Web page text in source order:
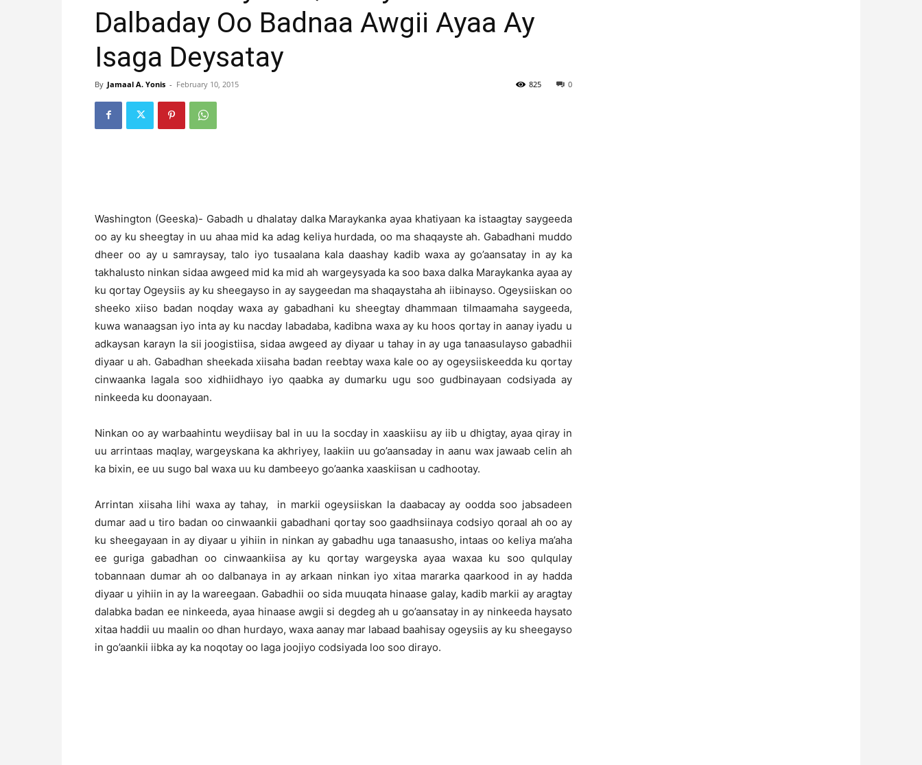
Newspaper
Dalbaday Oo Badnaa Awgii Ayaa Ay
Isaga Deysatay
By Jamaal A. Yonis - February 10, 2015 0
825
Washington (Geeska)- Gabadh u dhalatay dalka Maraykanka ayaa khatiyaan ka istaagtay saygeeda
oo ay ku sheegtay in uu ahaa mid ka adag keliya hurdada, oo ma shaqayste ah. Gabadhani muddo
dheer oo ay u samraysay, talo iyo tusaalana kala daashay kadib waxa ay go’aansatay in ay ka
takhalusto ninkan sidaa awgeed mid ka mid ah wargeysyada ka soo baxa dalka Maraykanka ayaa ay
ku qortay Ogeysiis ay ku sheegayso in ay saygeedan ma shaqaystaha ah iibinayso. Ogeysiiskan oo
sheeko xiiso badan noqday waxa ay gabadhani ku sheegtay dhammaan tilmaamaha saygeeda,
kuwa wanaagsan iyo inta ay ku nacday labadaba, kadibna waxa ay ku hoos qortay in aanay iyadu u
adkaysan karayn la sii joogistiisa, sidaa awgeed ay diyaar u tahay in ay uga tanaasulayso gabadhii
diyaar u ah. Gabadhan sheekada xiisaha badan reebtay waxa kale oo ay ogeysiiskeedda ku qortay
cinwaanka lagala soo xidhiidhayo iyo qaabka ay dumarku ugu soo gudbinayaan codsiyada ay
ninkeeda ku doonayaan.
Ninkan oo ay warbaahintu weydiisay bal in uu la socday in xaaskiisu ay iib u dhigtay, ayaa qiray in
uu arrintaas maqlay, wargeyskana ka akhriyey, laakiin uu go’aansaday in aanu wax jawaab celin ah
ka bixin, ee uu sugo bal waxa uu ku dambeeyo go’aanka xaaskiisan u cadhootay.
Arrintan xiisaha lihi waxa ay tahay, in markii ogeysiiskan la daabacay ay oodda soo jabsadeen
dumar aad u tiro badan oo cinwaankii gabadhani qortay soo gaadhsiinaya codsiyo qoraal ah oo ay
ku sheegayaan in ay diyaar u yihiin in ninkan ay gabadhu uga tanaasusho, intaas oo keliya ma’aha
ee guriga gabadhan oo cinwaankiisa ay ku qortay wargeyska ayaa waxaa ku soo qulqulay
tobannaan dumar ah oo dalbanaya in ay arkaan ninkan iyo xitaa mararka qaarkood in ay hadda
diyaar u yihiin in ay la wareegaan. Gabadhii oo sida muuqata hinaase galay, kadib markii ay aragtay
dalabka badan ee ninkeeda, ayaa hinaase awgii si degdeg ah u go’aansatay in ay ninkeeda haysato
xitaa haddii uu maalin oo dhan hurdayo, waxa aanay mar labaad baahisay ogeysiis ay ku sheegayso
in go’aankii iibka ay ka noqotay oo laga joojiyo codsiyada loo soo dirayo.